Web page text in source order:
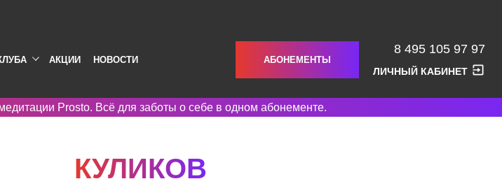
АКЦИИ НОВОСТИ АБОНЕМЕНТЫ
8 495 105 97 97
ЛИЧНЫЙ КАБИНЕТ
Prosto. Всё для заботы о себе в одном абонементе.
КУЛИКОВ